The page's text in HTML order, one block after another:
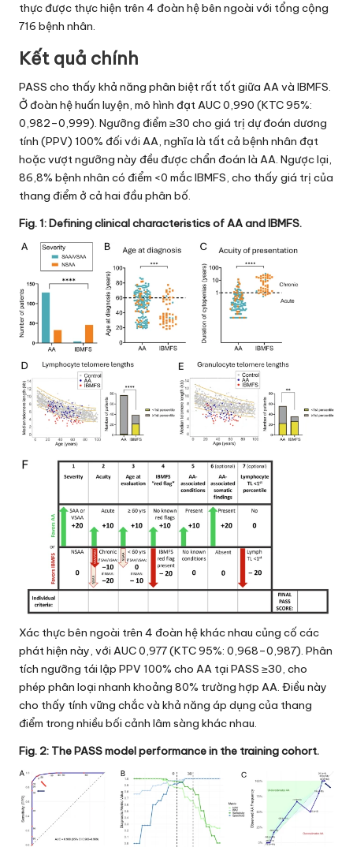
thực được thực hiện trên 4 đoàn hệ bên ngoài với tổng cộng
716 bệnh nhân.
Kết quả chính
PASS cho thấy khả năng phân biệt rất tốt giữa AA và IBMFS.
Ở đoàn hệ huấn luyện, mô hình đạt AUC 0,990 (KTC 95%:
0,982–0,999). Ngưỡng điểm ≥30 cho giá trị dự đoán dương
tính (PPV) 100% đối với AA, nghĩa là tất cả bệnh nhân đạt
hoặc vượt ngưỡng này đều được chẩn đoán là AA. Ngược lại,
86,8% bệnh nhân có điểm <0 mắc IBMFS, cho thấy giá trị của
thang điểm ở cả hai đầu phân bố.
Fig. 1: Defining clinical characteristics of AA and IBMFS.
Xác thực bên ngoài trên 4 đoàn hệ khác nhau củng cố các
phát hiện này, với AUC 0,977 (KTC 95%: 0,968–0,987). Phân
tích ngưỡng tái lập PPV 100% cho AA tại PASS ≥30, cho
phép phân loại nhanh khoảng 80% trường hợp AA. Điều này
cho thấy tính vững chắc và khả năng áp dụng của thang
điểm trong nhiều bối cảnh lâm sàng khác nhau.
Fig. 2: The PASS model performance in the training cohort.